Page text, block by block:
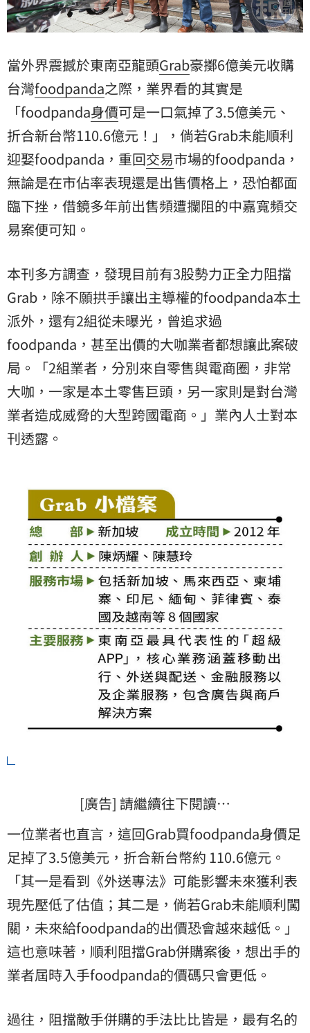
當外界震撼於東南亞龍頭Grab豪擲6億美元收購
台灣foodpanda之際，業界看的其實是
「foodpanda身價可是一口氣掉了3.5億美元、
折合新台幣110.6億元！」，倘若Grab未能順利
迎娶foodpanda，重回交易市場的foodpanda，
無論是在市佔率表現還是出售價格上，恐怕都面
臨下挫，借鏡多年前出售頻遭攔阻的中嘉寬頻交
易案便可知。
本刊多方調查，發現目前有3股勢力正全力阻擋
Grab，除不願拱手讓出主導權的foodpanda本土
派外，還有2組從未曝光，曾追求過
foodpanda，甚至出價的大咖業者都想讓此案破
局。「2組業者，分別來自零售與電商圈，非常
大咖，一家是本土零售巨頭，另一家則是對台灣
業者造成威脅的大型跨國電商。」業內人士對本
刊透露。
[廣告] 請繼續往下閱讀…
一位業者也直言，這回Grab買foodpanda身價足
足掉了3.5億美元，折合新台幣約 110.6億元。
「其一是看到《外送專法》可能影響未來獲利表
現先壓低了估值；其二是，倘若Grab未能順利闖
關，未來給foodpanda的出價恐會越來越低。」
這也意味著，順利阻擋Grab併購案後，想出手的
業者屆時入手foodpanda的價碼只會更低。
過往，阻擋敵手併購的手法比比皆是，最有名的